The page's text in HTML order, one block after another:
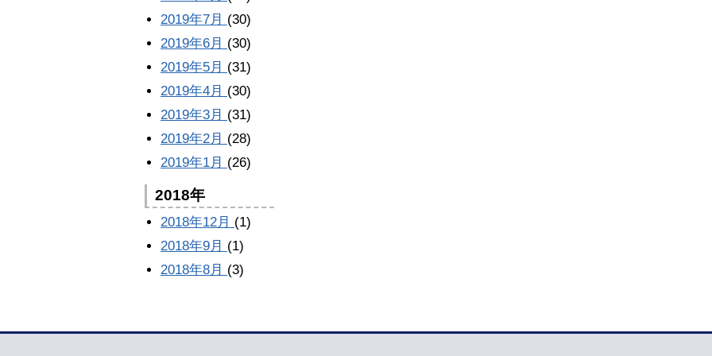
2019年7月 (30)
2019年6月 (30)
2019年5月 (31)
2019年4月 (30)
2019年3月 (31)
2019年2月 (28)
2019年1月 (26)
2018年
2018年12月 (1)
2018年9月 (1)
2018年8月 (3)